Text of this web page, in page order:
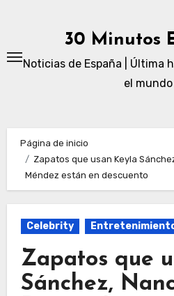
30 Minutos
Noticias de España | Última
el mundo
Página de inicio
Zapatos que usan Keyla
Méndez están en descuento
Celebrity
Zapatos que
Sánchez,